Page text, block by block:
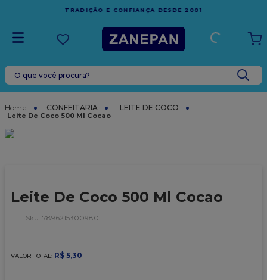
FRETE GRÁTIS
ESPÍRITO SANTO
O que você procura?
CONFEITARIA LEITE DE COCO
Leite De Coco 500 Ml Cocao
Leite De Coco 500 Ml Cocao
: 7896215300980
VALOR TOTAL: R$ 5,30
TERMOS MAIS BUSCADOS
leite condensado